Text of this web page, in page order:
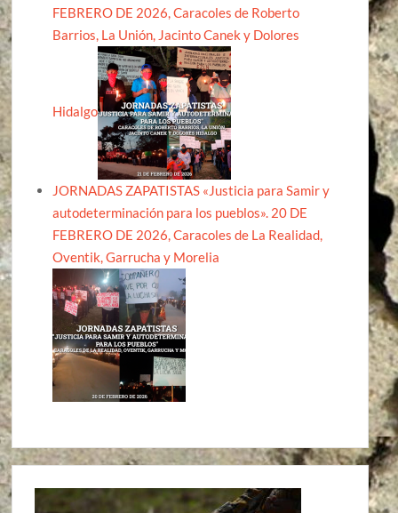
FEBRERO DE 2026, Caracoles de Roberto
Barrios, La Unión, Jacinto Canek y Dolores
Hidalgo
JORNADAS ZAPATISTAS «Justicia para Samir y
autodeterminación para los pueblos». 20 DE
FEBRERO DE 2026, Caracoles de La Realidad,
Oventik, Garrucha y Morelia